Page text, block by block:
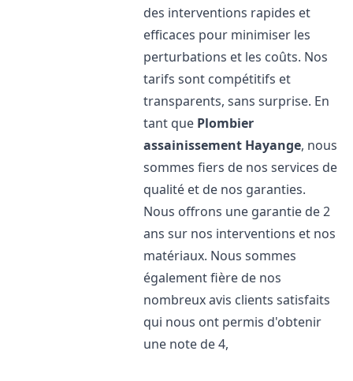
des interventions rapides et
efficaces pour minimiser les
perturbations et les coûts. Nos
tarifs sont compétitifs et
transparents, sans surprise. En
tant que Plombier
assainissement Hayange, nous
sommes fiers de nos services de
qualité et de nos garanties.
Nous offrons une garantie de 2
ans sur nos interventions et nos
matériaux. Nous sommes
également fière de nos
nombreux avis clients satisfaits
qui nous ont permis d'obtenir
une note de 4,